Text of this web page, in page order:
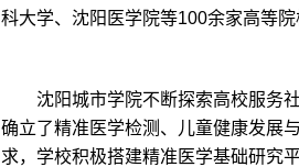
科大学、沈阳医学院等100余家高等
沈阳城市学院不断探索高校服务社
确立了精准医学检测、儿童健康发展
求，学校积极搭建精准医学基础研究